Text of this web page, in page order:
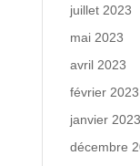
juillet 2023
mai 2023
avril 2023
février 2023
janvier 2023
décembre